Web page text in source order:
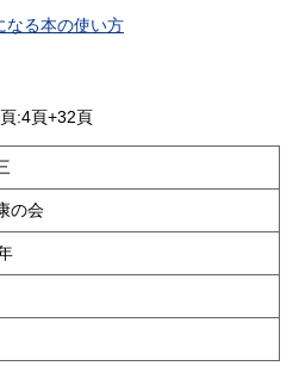
なる本の使い方
:4頁+32頁
の会